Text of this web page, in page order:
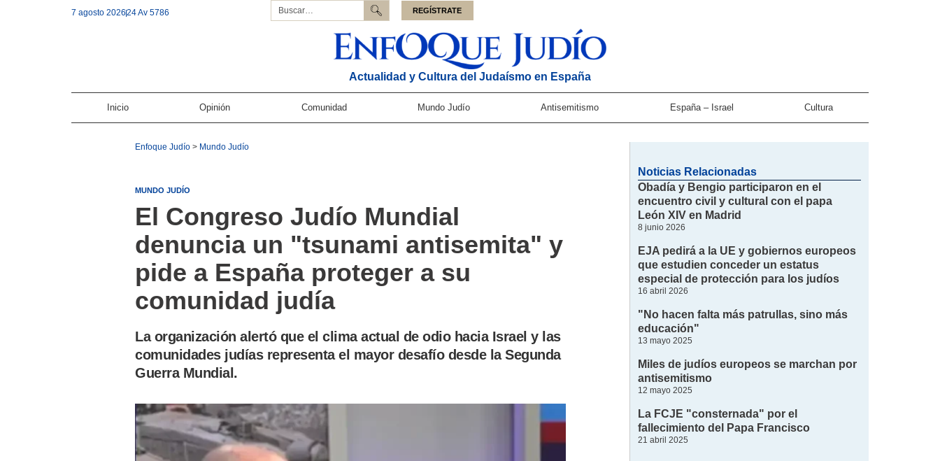
7 agosto 202624 Av 5786 REGÍSTRATE
Actualidad y Cultura del Judaísmo en España
Inicio Opinión Comunidad Mundo Judío Antisemitismo España – Israel Cultura
Enfoque Judío > Mundo Judío
MUNDO JUDÍO
El Congreso Judío Mundial
denuncia un "tsunami antisemita" y
pide a España proteger a su
comunidad judía
La organización alertó que el clima actual de odio hacia Israel y las
comunidades judías representa el mayor desafío desde la Segunda
Guerra Mundial.
Noticias Relacionadas
Obadía y Bengio participaron en el
encuentro civil y cultural con el papa
León XIV en Madrid
8 junio 2026
EJA pedirá a la UE y gobiernos europeos
que estudien conceder un estatus
especial de protección para los judíos
16 abril 2026
"No hacen falta más patrullas, sino más
educación"
13 mayo 2025
Miles de judíos europeos se marchan por
antisemitismo
12 mayo 2025
La FCJE "consternada" por el
fallecimiento del Papa Francisco
21 abril 2025